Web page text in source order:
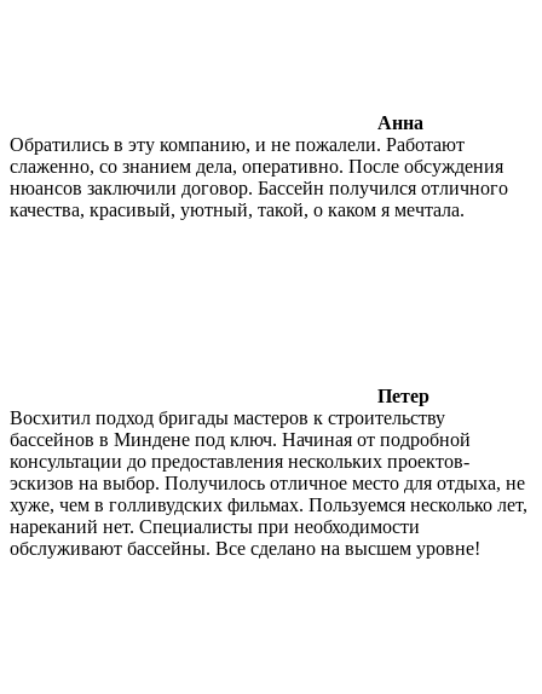
Анна
Обратились в эту компанию, и не пожалели. Работают
слаженно, со знанием дела, оперативно. После обсуждения
нюансов заключили договор. Бассейн получился отличного
качества, красивый, уютный, такой, о каком я мечтала.
Петер
Восхитил подход бригады мастеров к строительству
бассейнов в Миндене под ключ. Начиная от подробной
консультации до предоставления нескольких проектов-
эскизов на выбор. Получилось отличное место для отдыха, не
хуже, чем в голливудских фильмах. Пользуемся несколько лет,
нареканий нет. Специалисты при необходимости
обслуживают бассейны. Все сделано на высшем уровне!